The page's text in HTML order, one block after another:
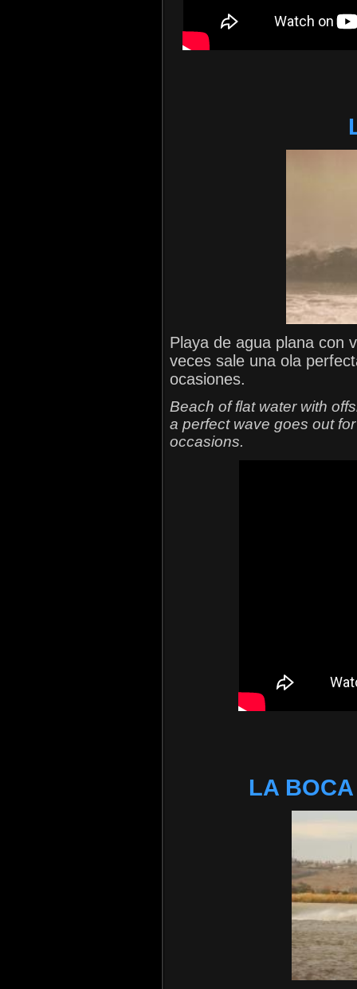
Playa de agua plana con
veces sale una ola
ocasiones.
Beach of flat water with
a perfect wave goes out
occasions.
LA